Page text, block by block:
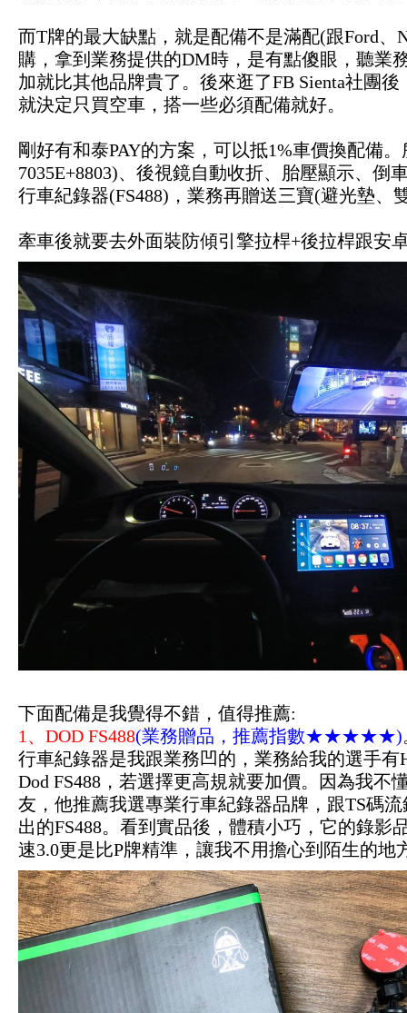
而T牌的最大缺點，就是配備不是滿配(跟Ford、
購，拿到業務提供的DM時，是有點傻眼，聽業
加就比其他品牌貴了。後來逛了FB Sienta社團
就決定只買空車，搭一些必須配備就好。
剛好有和泰PAY的方案，可以抵1%車價換配備
7035E+8803)、後視鏡自動收折、胎壓顯示、倒
行車紀錄器(FS488)，業務再贈送三寶(避光墊、
牽車後就要去外面裝防傾引擎拉桿+後拉桿跟安
下面配備是我覺得不錯，值得推薦:
1、DOD FS488(業務贈品，推薦指數★★★★★)
行車紀錄器是我跟業務凹的，業務給我的選手有
Dod FS488，若選擇更高規就要加價。因為我不
友，他推薦我選專業行車紀錄器品牌，跟TS碼
出的FS488。看到實品後，體積小巧，它的錄影
速3.0更是比P牌精準，讓我不用擔心到陌生的地